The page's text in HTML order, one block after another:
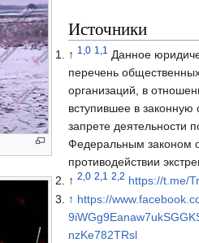
Источники
↑ 1,0 1,1
Данное
перечень
организаций, в
вступившее в
запрете деятельности
Федеральным законом
противодействии
↑ 2,0 2,1 2,2 https://t.me/
↑ https://
nzKe782TRsl